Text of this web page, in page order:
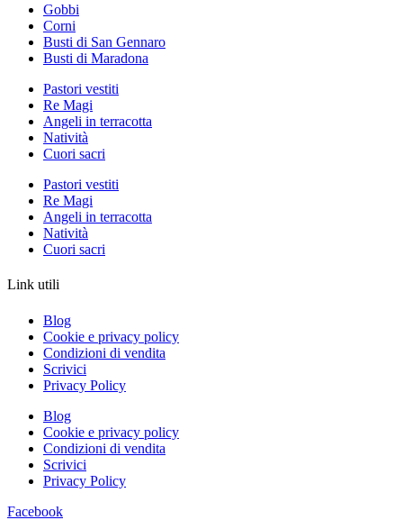
Gobbi
Corni
Busti di San Gennaro
Busti di Maradona
Pastori vestiti
Re Magi
Angeli in terracotta
Natività
Cuori sacri
Pastori vestiti
Re Magi
Angeli in terracotta
Natività
Cuori sacri
Link utili
Blog
Cookie e privacy policy
Condizioni di vendita
Scrivici
Privacy Policy
Blog
Cookie e privacy policy
Condizioni di vendita
Scrivici
Privacy Policy
Facebook